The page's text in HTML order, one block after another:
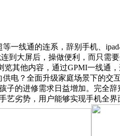
线通的连系，辞别手机、
到大屏后，操做便利，而只需
其他内容，通过GPMI一线通
电？全面升级家庭场景下的
的进修需求日益增加。完全
劣势，用户能够实现手机全